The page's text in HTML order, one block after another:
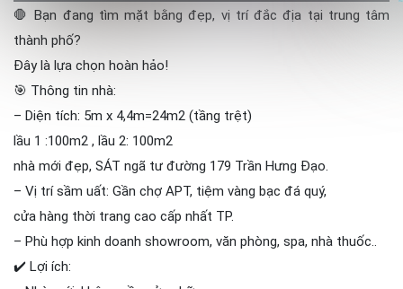
🛑 Bạn đang tìm mặt bằng đẹp, vị trí đắc địa tại trung tâm
thành phố?
Đây là lựa chọn hoàn hảo!
🎯 Thông tin nhà:
– Diện tích: 5m x 4,4m=24m2 (tầng trệt)
lầu 1 :100m2 , lầu 2: 100m2
nhà mới đẹp, SÁT ngã tư đường 179 Trần Hưng Đạo.
– Vị trí sầm uất: Gần chợ APT, tiệm vàng bạc đá quý,
cửa hàng thời trang cao cấp nhất TP.
– Phù hợp kinh doanh showroom, văn phòng, spa, nhà thuốc..
✔️ Lợi ích: